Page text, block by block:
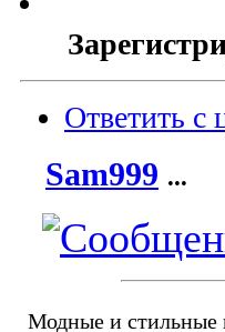
Ответить с
Sam999 ...
Модные и стильные